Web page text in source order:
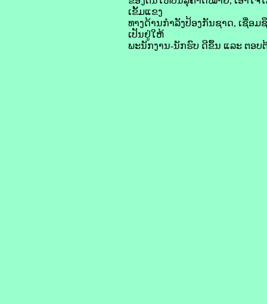
ເຂັ້ມແຂງ
ທາງດ້ານກຳລັງປ້ອງກັນຊາດ, ເຊື່ອ
ເປັນຢູ່ໃຫ້
ພະນັກງານ-ນັກຮົບ ດີຂຶ້ນ ແລະ ຕອບ